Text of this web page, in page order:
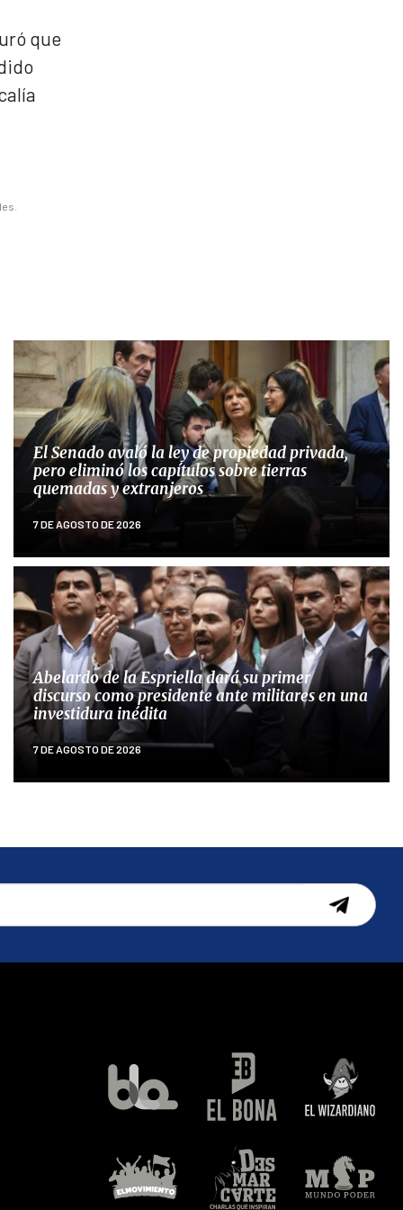
que
El Senado avaló la ley de propiedad privada,
pero eliminó los capítulos sobre tierras
quemadas y extranjeros
7 DE AGOSTO DE 2026
Abelardo de la Espriella dará su primer
discurso como presidente ante militares en una
investidura inédita
7 DE AGOSTO DE 2026